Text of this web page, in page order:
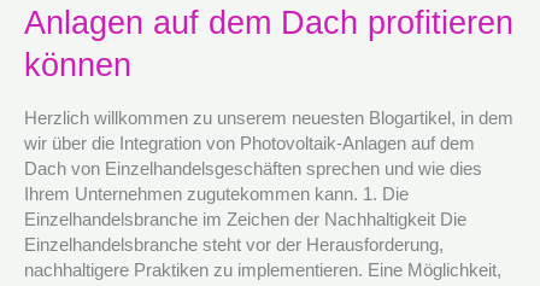
Anlagen auf dem Dach profitieren
können
Herzlich willkommen zu unserem neuesten Blogartikel, in dem
wir über die Integration von Photovoltaik-Anlagen auf dem
Dach von Einzelhandelsgeschäften sprechen und wie dies
Ihrem Unternehmen zugutekommen kann. 1. Die
Einzelhandelsbranche im Zeichen der Nachhaltigkeit Die
Einzelhandelsbranche steht vor der Herausforderung,
nachhaltigere Praktiken zu implementieren. Eine Möglichkeit,
Geschäfte
von
Photovoltaik-
auf
dem
Dach
profitieren
können